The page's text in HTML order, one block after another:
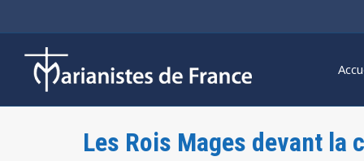
Les Rois Mages devant la